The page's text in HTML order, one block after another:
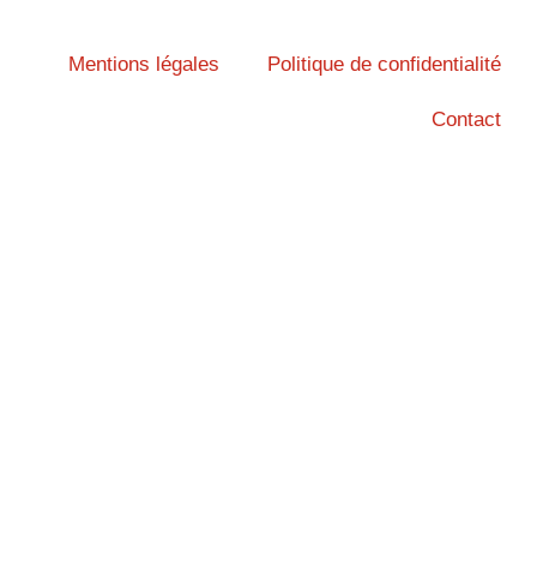
Mentions légales Politique de confidentialité
Contact